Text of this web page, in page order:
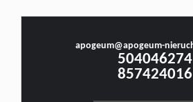
apogeum@apogeum-
504046274
857424016